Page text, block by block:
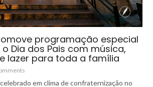
programação especial
Dia dos Pais com música,
lazer para toda a família
em clima de confraternização no